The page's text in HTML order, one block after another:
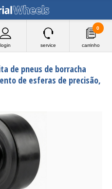
login service carrinho
0
de pneus de borracha
de esferas de precisão,